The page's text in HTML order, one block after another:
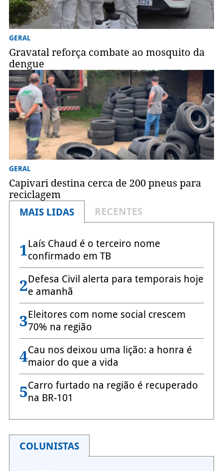
GERAL
Gravatal reforça combate ao mosquito da
dengue
GERAL
Capivari destina cerca de 200 pneus para
reciclagem
MAIS LIDAS
RECENTES
1Laís Chaud é o terceiro nome
confirmado em TB
2Defesa Civil alerta para temporais hoje
e amanhã
3Eleitores com nome social crescem
70% na região
4Cau nos deixou uma lição: a honra é
maior do que a vida
5Carro furtado na região é recuperado
na BR-101
COLUNISTAS